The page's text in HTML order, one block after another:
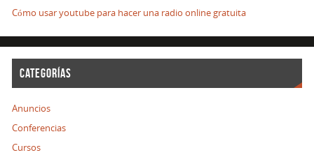
Cómo usar youtube para hacer una radio online gratuita
CATEGORÍAS
Anuncios
Conferencias
Cursos